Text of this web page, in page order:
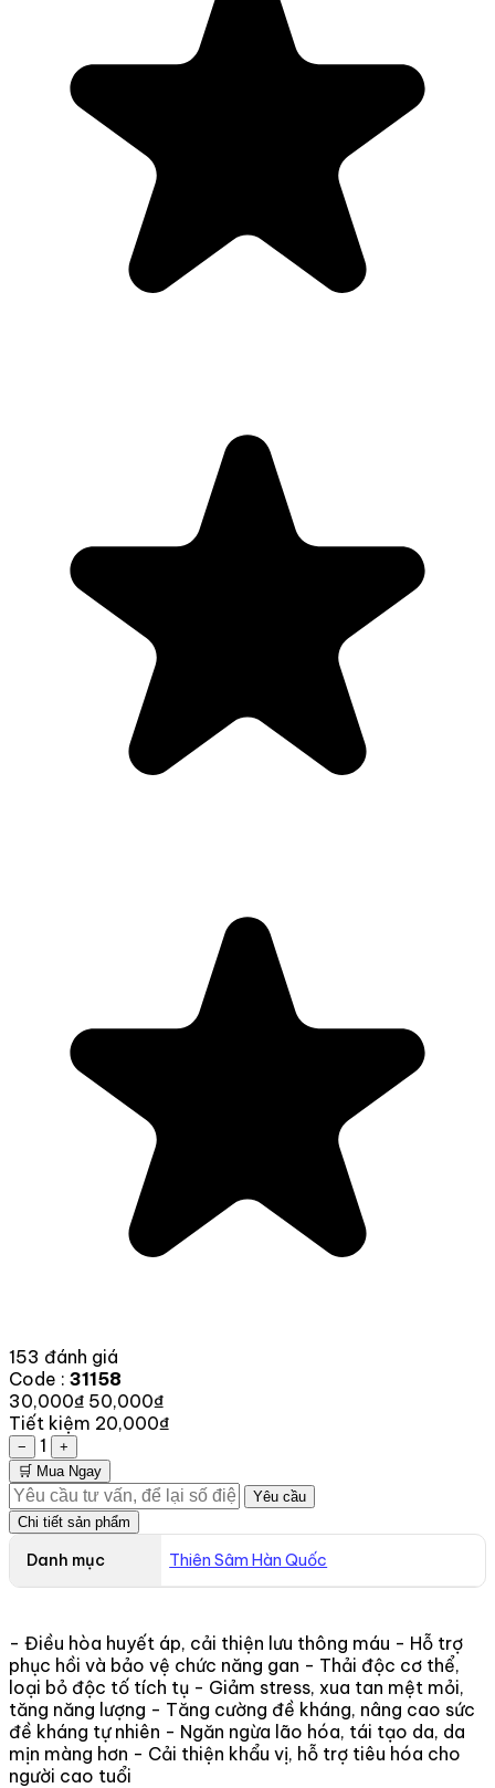
153 đánh giá
Code : 31158
30,000₫ 50,000₫
Tiết kiệm 20,000₫
− 1
+
🛒 Mua Ngay
Yêu cầu
Chi tiết sản phẩm
Danh mục Thiên Sâm Hàn Quốc
- Điều hòa huyết áp, cải thiện lưu thông máu - Hỗ trợ
phục hồi và bảo vệ chức năng gan - Thải độc cơ thể,
loại bỏ độc tố tích tụ - Giảm stress, xua tan mệt mỏi,
tăng năng lượng - Tăng cường đề kháng, nâng cao sức
đề kháng tự nhiên - Ngăn ngừa lão hóa, tái tạo da, da
mịn màng hơn - Cải thiện khẩu vị, hỗ trợ tiêu hóa cho
người cao tuổi